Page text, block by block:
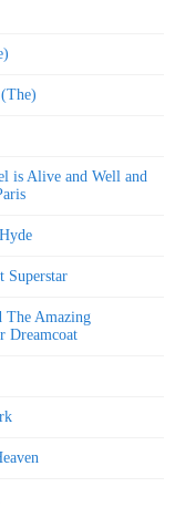
is Alive and Well and
Superstar
The Amazing
Dreamcoat